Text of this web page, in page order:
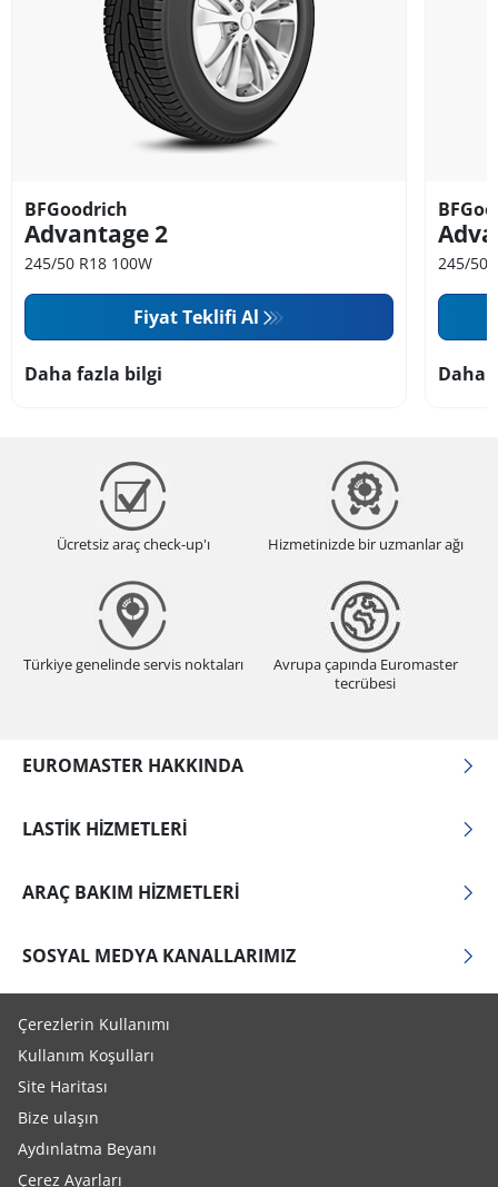
BFGoodrich
Advantage 2
245/50 R18 100W
Fiyat Teklifi Al
Daha fazla bilgi
245/50
Daha
Ücretsiz araç check-up'ı Hizmetinizde bir uzmanlar ağı
Türkiye genelinde servis noktaları
Avrupa çapında Euromaster
tecrübesi
EUROMASTER HAKKINDA
LASTIK HIZMETLERI
ARAÇ BAKIM HIZMETLERI
SOSYAL MEDYA KANALLARIMIZ
Çerezlerin Kullanımı
Kullanım Koşulları
Site Haritası
Bize ulaşın
Aydınlatma Beyanı
Çerez Ayarları